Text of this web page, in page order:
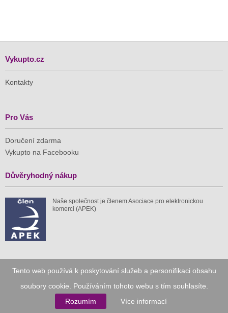
Tento web používá k poskytování služeb a personifikaci obsahu
soubory cookie. Používáním tohoto webu s tím souhlasíte.
Rozumím
Více informací
Vykupto.cz
Kontakty
Pro Vás
Doručení zdarma
Vykupto na Facebooku
Důvěryhodný nákup
Naše společnost je členem Asociace pro elektronickou
komerci (APEK)
59 tis. 1 511 mil.
ušetřeno nákupy